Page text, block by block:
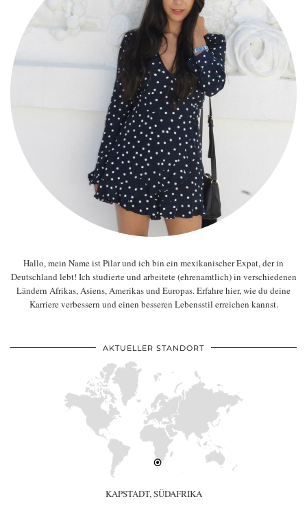
Hallo, mein Name ist Pilar und ich bin ein mexikanischer Expat, der in
Deutschland lebt! Ich studierte und arbeitete (ehrenamtlich) in verschiedenen
Ländern Afrikas, Asiens, Amerikas und Europas. Erfahre hier, wie du deine
Karriere verbessern und einen besseren Lebensstil erreichen kannst.
AKTUELLER STANDORT
KAPSTADT, SÜDAFRIKA